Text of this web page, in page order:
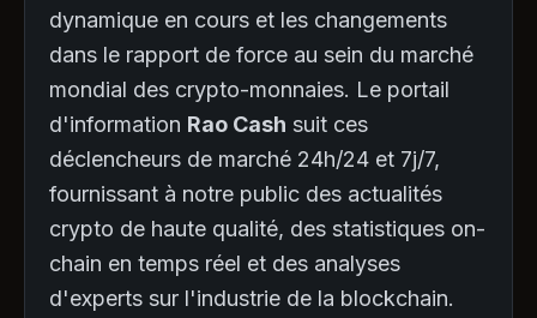
dynamique en cours et les changements
dans le rapport de force au sein du marché
mondial des crypto-monnaies. Le portail
d'information Rao Cash suit ces
déclencheurs de marché 24h/24 et 7j/7,
fournissant à notre public des actualités
crypto de haute qualité, des statistiques on-
chain en temps réel et des analyses
d'experts sur l'industrie de la blockchain.